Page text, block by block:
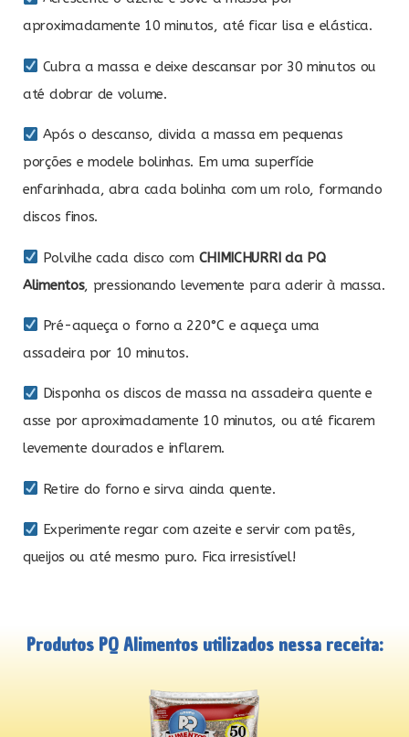
aproximadamente 10 minutos, até ficar lisa e elástica.
Cubra a massa e deixe descansar por 30 minutos ou
até dobrar de volume.
Após o descanso, divida a massa em pequenas
porções e modele bolinhas. Em uma superfície
enfarinhada, abra cada bolinha com um rolo, formando
discos finos.
Polvilhe cada disco com CHIMICHURRI da PQ
Alimentos, pressionando levemente para aderir à massa.
Pré-aqueça o forno a 220°C e aqueça uma
assadeira por 10 minutos.
Disponha os discos de massa na assadeira quente e
asse por aproximadamente 10 minutos, ou até ficarem
levemente dourados e inflarem.
Retire do forno e sirva ainda quente.
Experimente regar com azeite e servir com patês,
queijos ou até mesmo puro. Fica irresistível!
Produtos PQ Alimentos utilizados nessa receita: